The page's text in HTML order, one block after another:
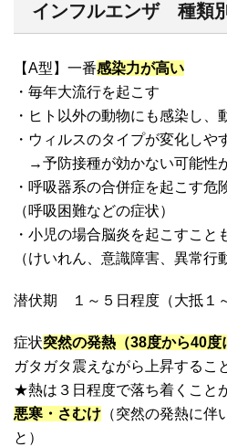
インフルエンザ 種類
【A型】一番感染力が高い
・毎年大流行を起こす
・ヒト以外の動物にも感染し、
・ウィルスのタイプが変化しや
→予防接種が効かない可能性
・呼吸器系の合併症を起こす危
（呼吸困難などの症状）
・小児の場合脳炎を起こすこと
（けいれん、意識障害、異常行
潜伏期 １～５日程度（大抵１
症状突然の発熱（38度から40度
ガタガタ震えながら上昇するこ
★熱は３日程度で落ち着くこと
悪寒・さむけ （突然の発熱に伴
と）